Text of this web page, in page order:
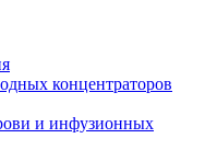
концентраторов
и инфузионных